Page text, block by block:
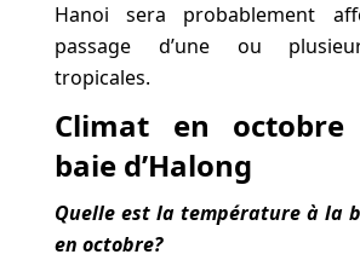
Hanoi sera probablement
passage d’une ou
tropicales.
Climat en
baie d’Halong
Quelle est la température à la
en octobre?